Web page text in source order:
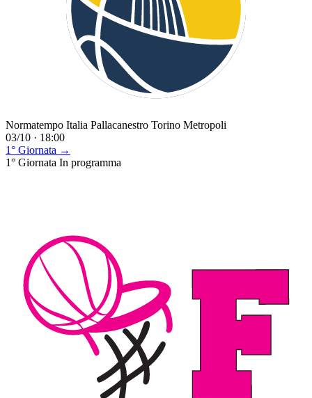
Normatempo Italia Pallacanestro Torino Metropoli
03/10 · 18:00
1° Giornata →
1° Giornata In programma